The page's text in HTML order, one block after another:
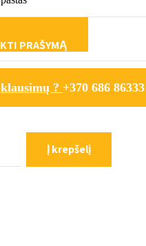
? +370 686 86333
Į krepšelį